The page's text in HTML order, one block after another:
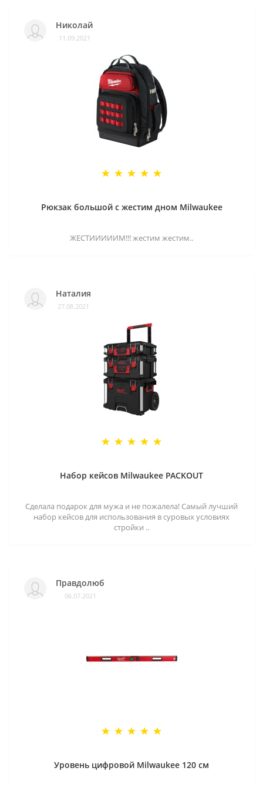
Николай
11.09.2021
Рюкзак большой с жестим дном Milwaukee
ЖЕСТИИИИИМ!!! жестим жестим..
Наталия
27.08.2021
Набор кейсов Milwaukee PACKOUT
Сделала подарок для мужа и не пожалела! Самый лучший
набор кейсов для использования в суровых условиях
стройки ..
Правдолюб
06.07.2021
Уровень цифровой Milwaukee 120 см